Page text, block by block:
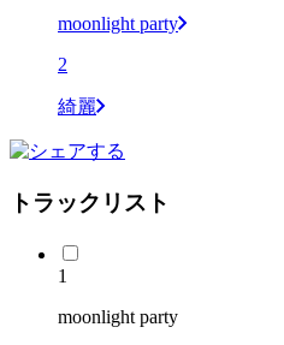
moonlight party
2
綺麗
トラックリスト
1
moonlight party